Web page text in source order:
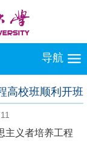
导航
高校班顺利开班
主义者培养工程